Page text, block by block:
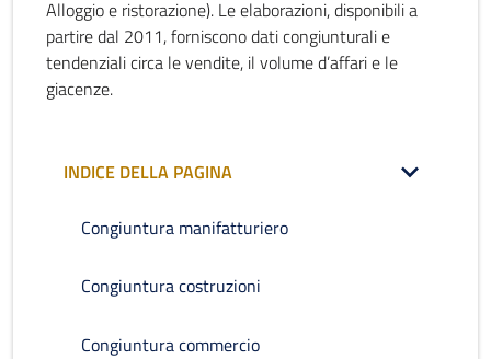
Alloggio e ristorazione). Le elaborazioni, disponibili a
partire dal 2011, forniscono dati congiunturali e
tendenziali circa le vendite, il volume d’affari e le
giacenze.
INDICE DELLA PAGINA
Congiuntura manifatturiero
Congiuntura costruzioni
Congiuntura commercio